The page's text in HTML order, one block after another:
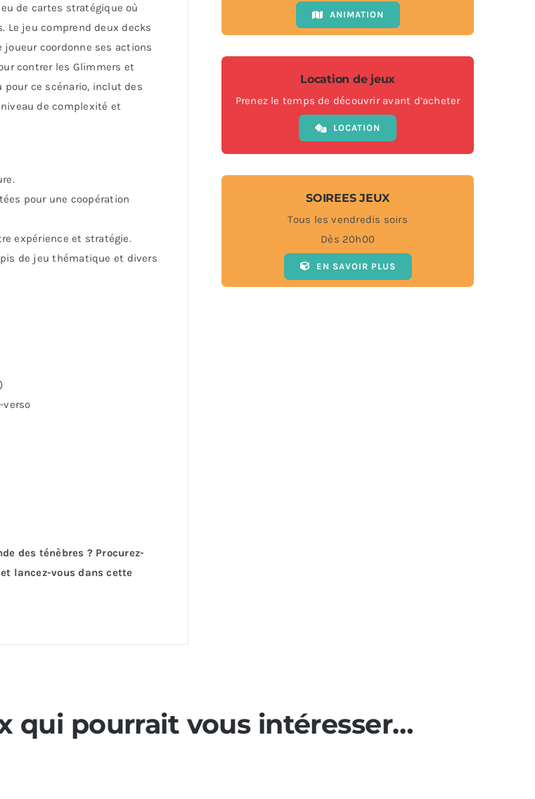
de cartes stratégique où
Le jeu comprend deux decks
joueur coordonne ses actions
contrer les Glimmers et
pour ce scénario, inclut des
de complexité et
pour une coopération
expérience et stratégie.
de jeu thématique et divers
verso
des ténèbres ? Procurez-
lancez-vous dans cette
ANIMATION
Location de jeux
Prenez le temps de découvrir avant d’acheter
LOCATION
SOIREES JEUX
Tous les vendredis soirs
Dès 20h00
EN SAVOIR PLUS
qui pourrait vous intéresser…